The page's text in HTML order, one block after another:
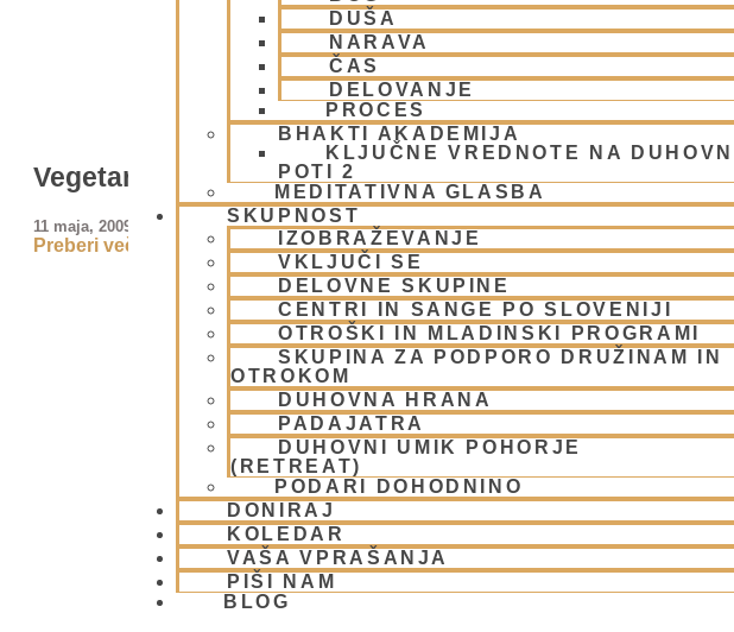
DUŠA
NARAVA
ČAS
DELOVANJE
PROCES
BHAKTI AKADEMIJA
KLJUČNE VREDNOTE NA DUHOVNI
POTI 2
MEDITATIVNA GLASBA
SKUPNOST
IZOBRAŽEVANJE
VKLJUČI SE
DELOVNE SKUPINE
CENTRI IN SANGE PO SLOVENIJI
OTROŠKI IN MLADINSKI PROGRAMI
SKUPINA ZA PODPORO DRUŽINAM IN
OTROKOM
DUHOVNA HRANA
PADAJATRA
DUHOVNI UMIK POHORJE
(RETREAT)
PODARI DOHODNINO
DONIRAJ
KOLEDAR
VAŠA VPRAŠANJA
PIŠI NAM
BLOG
Vegetarijanstvo – pot do višjega cilja
11 maja, 2009
Preberi več »